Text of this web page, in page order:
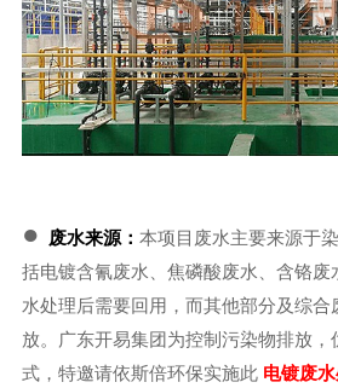
● 废水来源： 本项目废水主要来源于
括电镀含氰废水、焦磷酸废水、含铬废
水处理后需要回用，而其他部分及综
放。广东开易集团为控制污染物排放
式，特邀请依斯倍环保实施此 电镀废